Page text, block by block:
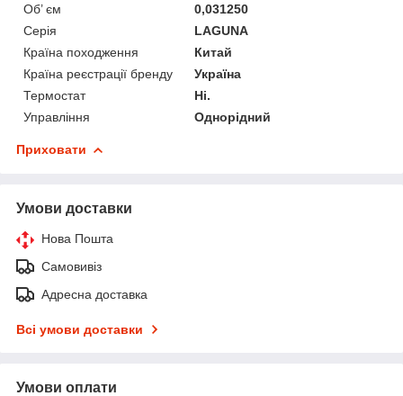
Об’ єм
0,031250
Серія
LAGUNA
Країна походження
Китай
Країна реєстрації бренду
Україна
Термостат
Ні.
Управління
Однорідний
Приховати
Умови доставки
Нова Пошта
Самовивіз
Адресна доставка
Всі умови доставки
Умови оплати